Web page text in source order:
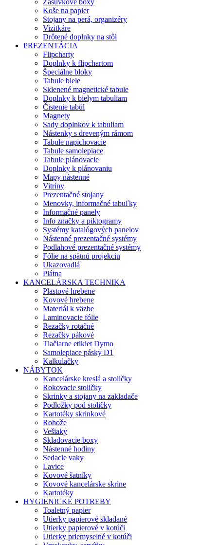
Zásuvkové boxy
Koše na papier
Stojany na perá, organizéry
Vizitkáre
Drôtené doplnky na stôl
PREZENTÁCIA
Flipcharty
Doplnky k flipchartom
Špeciálne bloky
Tabule biele
Sklenené magnetické tabule
Doplnky k bielym tabuliam
Čistenie tabúl
Magnety
Sady doplnkov k tabuliam
Nástenky s dreveným rámom
Tabule napichovacie
Tabule samolepiace
Tabule plánovacie
Doplnky k plánovaniu
Mapy nástenné
Vitríny
Prezentačné stojany
Menovky, informačné tabuľky
Informačné panely
Info značky a piktogramy
Systémy katalógových panelov
Nástenné prezentačné systémy
Podlahové prezentačné systémy
Fólie na spätnú projekciu
Ukazovadlá
Plátna
KANCELÁRSKA TECHNIKA
Plastové hrebene
Kovové hrebene
Materiál k väzbe
Laminovacie fólie
Rezačky rotačné
Rezačky pákové
Tlačiarne etikiet Dymo
Samolepiace pásky D1
Kalkulačky
NÁBYTOK
Kancelárske kreslá a stoličky
Rokovacie stoličky
Skrinky a stojany na zakladače
Podložky pod stoličky
Kartotéky skrinkové
Rohože
Vešiaky
Skladovacie boxy
Nástenné hodiny
Sedacie vaky
Lavice
Kovové šatníky
Kovové kancelárske skrine
Kartotéky
HYGIENICKÉ POTREBY
Toaletný papier
Utierky papierové skladané
Utierky papierové v kotúči
Utierky priemyselné v kotúči